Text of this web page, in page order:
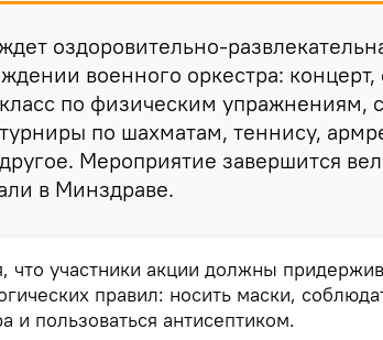
оздоровительно-
военного оркестра:
по физическим упражнениям,
по шахматам, теннису,
Мероприятие завершится
в Минздраве.
что участники акции должны
правил: носить маски,
и пользоваться антисептиком.